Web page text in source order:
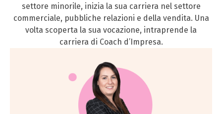
settore minorile, inizia la sua carriera nel settore
commerciale, pubbliche relazioni e della vendita. Una
volta scoperta la sua vocazione, intraprende la
carriera di Coach d’Impresa.